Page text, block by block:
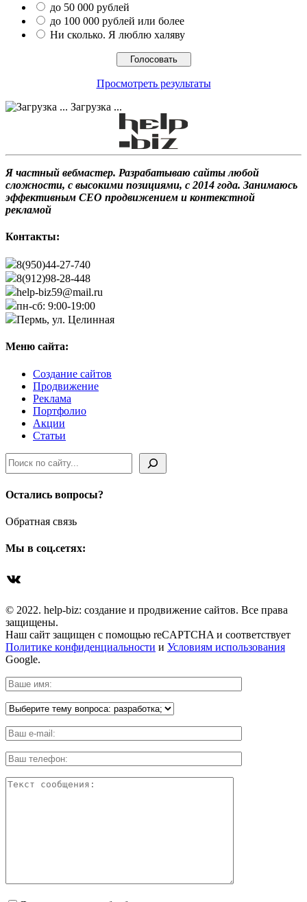
до 50 000 рублей
до 100 000 рублей или более
Ни сколько. Я люблю халяву
Просмотреть результаты
Загрузка ...
Я частный вебмастер. Разрабатываю сайты любой
сложности, с высокими позициями, с 2014 года. Занимаюсь
эффективным СЕО продвижением и контекстной
рекламой
Контакты:
8(950)44-27-740
8(912)98-28-448
help-biz59@mail.ru
пн-сб: 9:00-19:00
Пермь, ул. Целинная
Меню сайта:
Создание сайтов
Продвижение
Реклама
Портфолио
Акции
Статьи
Поиск
Остались вопросы?
Обратная связь
Мы в соц.сетях:
ВКонтакте
© 2022. help-biz: создание и продвижение сайтов. Все права
защищены.
Наш сайт защищен с помощью reCAPTCHA и соответствует
Политике конфиденциальности и Условиям использования
Google.